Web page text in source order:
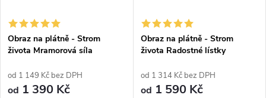
Obraz na plátně - Strom
života Mramorová síla
od 1 149 Kč bez DPH
od 1 390 Kč
Obraz na plátně - Strom
života Radostné lístky
od 1 314 Kč bez DPH
od 1 590 Kč